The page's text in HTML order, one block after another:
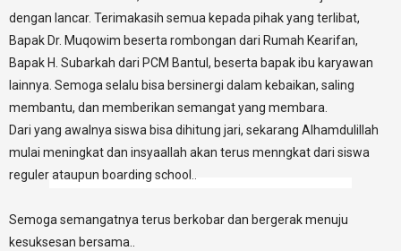
dengan lancar. Terimakasih semua kepada pihak yang terlibat,
Bapak Dr. Muqowim beserta rombongan dari Rumah Kearifan,
Bapak H. Subarkah dari PCM Bantul, beserta bapak ibu karyawan
lainnya. Semoga selalu bisa bersinergi dalam kebaikan, saling
membantu, dan memberikan semangat yang membara.
Dari yang awalnya siswa bisa dihitung jari, sekarang Alhamdulillah
mulai meningkat dan insyaallah akan terus menngkat dari siswa
reguler ataupun boarding school..
Semoga semangatnya terus berkobar dan bergerak menuju
kesuksesan bersama..